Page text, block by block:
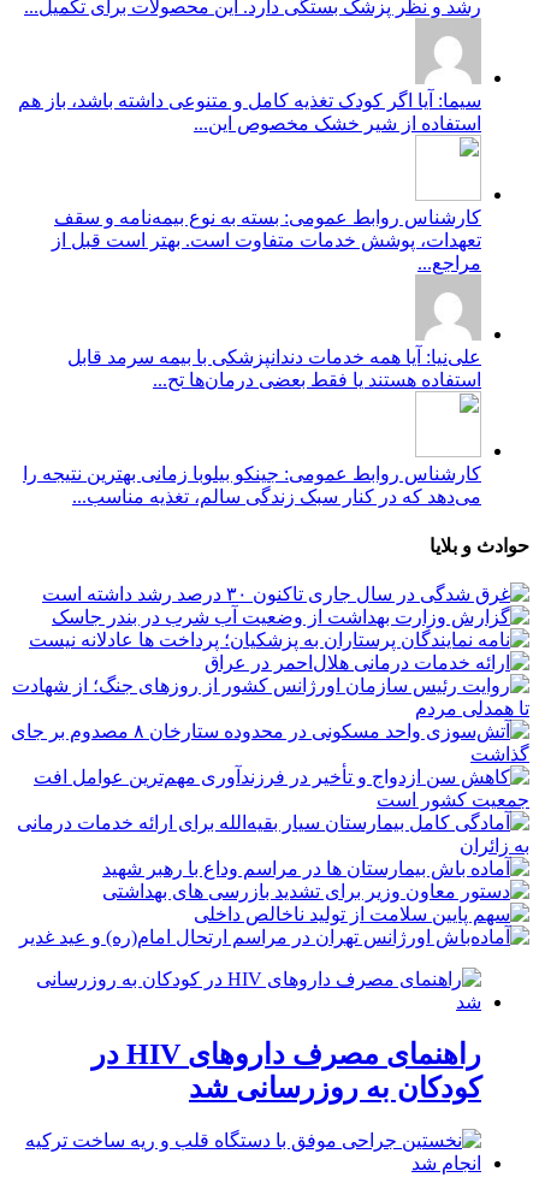
رشد و نظر پزشک بستگی دارد. این محصولات برای تکمیل...
سیما: آیا اگر کودک تغذیه کامل و متنوعی داشته باشد، باز هم
استفاده از شیر خشک مخصوص این...
کارشناس روابط عمومی: بسته به نوع بیمه‌نامه و سقف
تعهدات، پوشش خدمات متفاوت است. بهتر است قبل از
مراجع...
علی‌نیا: آیا همه خدمات دندانپزشکی با بیمه سرمد قابل
استفاده هستند یا فقط بعضی درمان‌ها تح...
کارشناس روابط عمومی: جینکو بیلوبا زمانی بهترین نتیجه را
می‌دهد که در کنار سبک زندگی سالم، تغذیه مناسب...
حوادث و بلایا
راهنمای مصرف داروهای HIV در
کودکان به روزرسانی شد